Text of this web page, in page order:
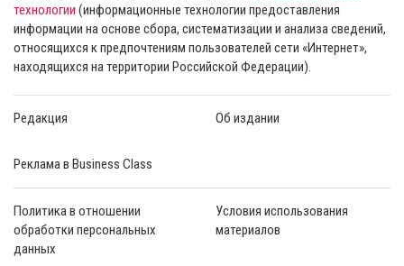
технологии (информационные технологии предоставления
информации на основе сбора, систематизации и анализа сведений,
относящихся к предпочтениям пользователей сети «Интернет»,
находящихся на территории Российской Федерации).
Редакция Об издании
Реклама в Business Class
Политика в отношении
обработки персональных
данных
Условия использования
материалов